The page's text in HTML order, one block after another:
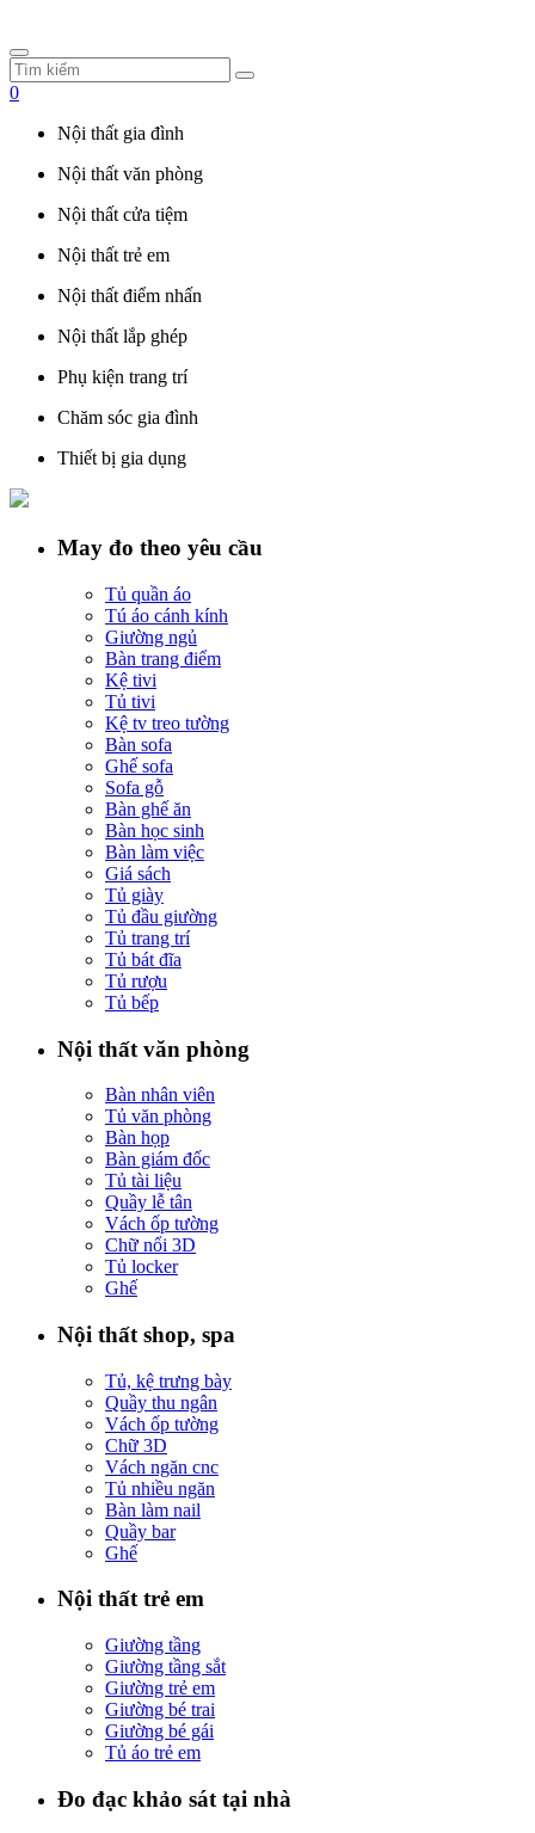
0
Nội thất gia đình
Nội thất văn phòng
Nội thất cửa tiệm
Nội thất trẻ em
Nội thất điểm nhấn
Nội thất lắp ghép
Phụ kiện trang trí
Chăm sóc gia đình
Thiết bị gia dụng
May đo theo yêu cầu
Tủ quần áo
Tú áo cánh kính
Giường ngủ
Bàn trang điểm
Kệ tivi
Tủ tivi
Kệ tv treo tường
Bàn sofa
Ghế sofa
Sofa gỗ
Bàn ghế ăn
Bàn học sinh
Bàn làm việc
Giá sách
Tủ giày
Tủ đầu giường
Tủ trang trí
Tủ bát đĩa
Tủ rượu
Tủ bếp
Nội thất văn phòng
Bàn nhân viên
Tủ văn phòng
Bàn họp
Bàn giám đốc
Tủ tài liệu
Quầy lễ tân
Vách ốp tường
Chữ nổi 3D
Tủ locker
Ghế
Nội thất shop, spa
Tủ, kệ trưng bày
Quầy thu ngân
Vách ốp tường
Chữ 3D
Vách ngăn cnc
Tủ nhiều ngăn
Bàn làm nail
Quầy bar
Ghế
Nội thất trẻ em
Giường tầng
Giường tầng sắt
Giường trẻ em
Giường bé trai
Giường bé gái
Tủ áo trẻ em
Đo đạc khảo sát tại nhà